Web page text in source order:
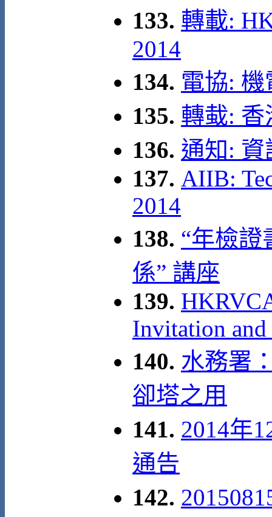
133. 轉載:
2014
134. 電協:
135. 轉蛓:
136. 通知: 資
137. AIIB:
2014
138. “年檢證
係” 講座
139.
Invitation and
140. 水務署
卻塔之用
141. 2014年
通告
142.